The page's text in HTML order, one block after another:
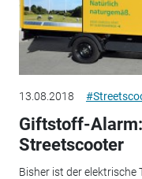
13.08.2018
Giftstoff-
Streetscooter
Bisher ist der elektrische